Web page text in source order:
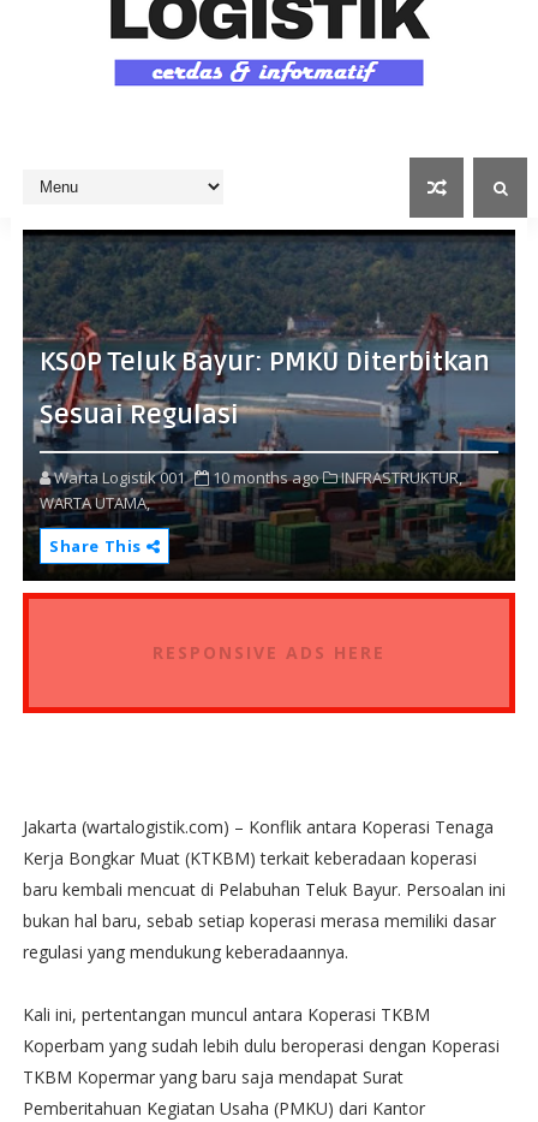
KSOP Teluk Bayur: PMKU Diterbitkan
Sesuai Regulasi
Warta Logistik 001 10 months ago
INFRASTRUKTUR,
WARTA UTAMA,
Share This
RESPONSIVE ADS HERE
Jakarta (wartalogistik.com) – Konflik antara Koperasi Tenaga
Kerja Bongkar Muat (KTKBM) terkait keberadaan koperasi
baru kembali mencuat di Pelabuhan Teluk Bayur. Persoalan ini
bukan hal baru, sebab setiap koperasi merasa memiliki dasar
regulasi yang mendukung keberadaannya.
Kali ini, pertentangan muncul antara Koperasi TKBM
Koperbam yang sudah lebih dulu beroperasi dengan Koperasi
TKBM Kopermar yang baru saja mendapat Surat
Pemberitahuan Kegiatan Usaha (PMKU) dari Kantor